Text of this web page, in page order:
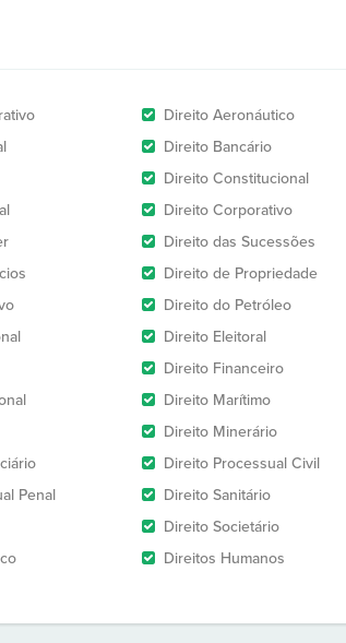
Direito Aeronáutico
Direito Bancário
Direito Constitucional
Direito Corporativo
Direito das Sucessões
Direito de Propriedade
Direito do Petróleo
Direito Eleitoral
Direito Financeiro
Direito Marítimo
Direito Minerário
Direito Processual Civil
Penal
Direito Sanitário
Direito Societário
Direitos Humanos